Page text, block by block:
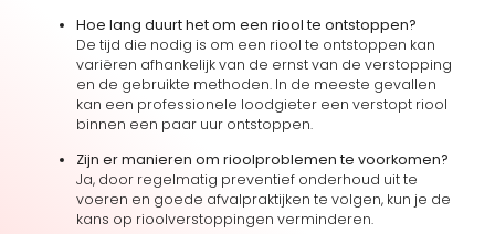
Hoe lang duurt het om een riool te ontstoppen?
De tijd die nodig is om een riool te ontstoppen kan
variëren afhankelijk van de ernst van de verstopping
en de gebruikte methoden. In de meeste gevallen
kan een professionele loodgieter een verstopt riool
binnen een paar uur ontstoppen.
Zijn er manieren om rioolproblemen te voorkomen?
Ja, door regelmatig preventief onderhoud uit te
voeren en goede afvalpraktijken te volgen, kun je de
kans op rioolverstoppingen verminderen.